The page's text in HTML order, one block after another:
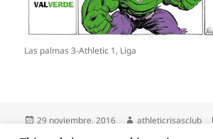
Las palmas 3-Athletic 1, Liga
Publicado
29 noviembre, 2016 Autor
athleticrisasclub